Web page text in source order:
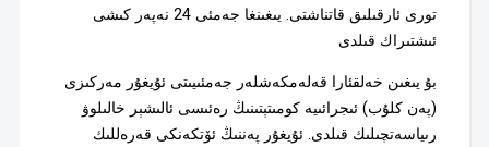
تورى ئارقىلىق قاتناشتى. يىغىنغا جەمئى 24 نەپەر كىشى
ئىشتىراك قىلدى
بۇ يىغىن خەلقئارا قەلەمكەشلەر جەمئىيىتى ئۇيغۇر مەركىزى
(پەن كلۇب) ئىجرائىيە كومىتېتىنىڭ رەئىسى ئالىشېر خالىلوۋ
رىياسەتچىلىك قىلدى. ئۇيغۇر پەننىڭ ئۆتكەنكى قەرەللىك